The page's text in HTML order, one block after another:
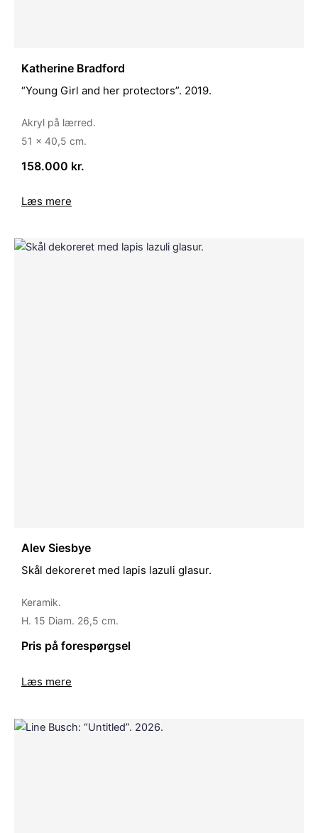
Katherine Bradford
“Young Girl and her protectors”. 2019.
Akryl på lærred.
51 x 40,5 cm.
158.000 kr.
Læs mere
Alev Siesbye
Skål dekoreret med lapis lazuli glasur.
Keramik.
H. 15 Diam. 26,5 cm.
Pris på forespørgsel
Læs mere